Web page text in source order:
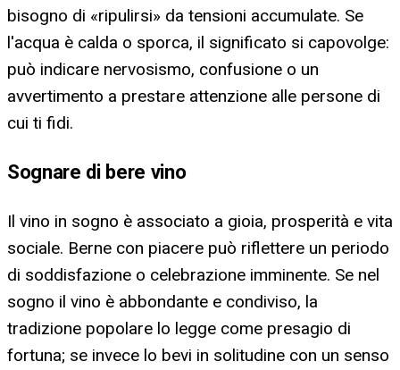
bisogno di «ripulirsi» da tensioni accumulate. Se
l'acqua è calda o sporca, il significato si capovolge:
può indicare nervosismo, confusione o un
avvertimento a prestare attenzione alle persone di
cui ti fidi.
Sognare di bere vino
Il vino in sogno è associato a gioia, prosperità e vita
sociale. Berne con piacere può riflettere un periodo
di soddisfazione o celebrazione imminente. Se nel
sogno il vino è abbondante e condiviso, la
tradizione popolare lo legge come presagio di
fortuna; se invece lo bevi in solitudine con un senso